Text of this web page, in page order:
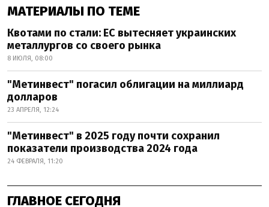
МАТЕРИАЛЫ ПО ТЕМЕ
Квотами по стали: ЕС вытесняет украинских
металлургов со своего рынка
8 ИЮЛЯ, 08:00
"Метинвест" погасил облигации на миллиард
долларов
23 АПРЕЛЯ, 12:24
"Метинвест" в 2025 году почти сохранил
показатели производства 2024 года
24 ФЕВРАЛЯ, 11:20
ГЛАВНОЕ СЕГОДНЯ